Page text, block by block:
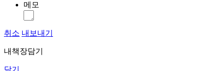
메모
취소 내보내기
내책장담기